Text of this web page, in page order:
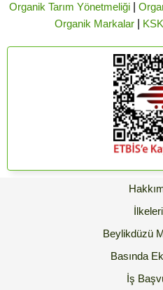
Organik Tarım Yönetmeliği|
Organik Markalar| KSK
Beylikdüzü
Basında
İş